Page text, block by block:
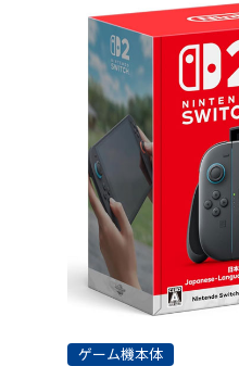
ゲーム機本体